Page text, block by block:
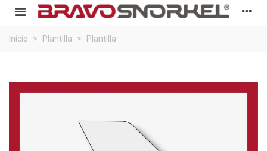
Inicio > Plantilla > Plantilla